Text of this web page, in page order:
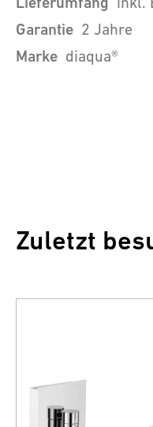
Garantie 2 Jahre
Marke diaqua®
Zuletzt